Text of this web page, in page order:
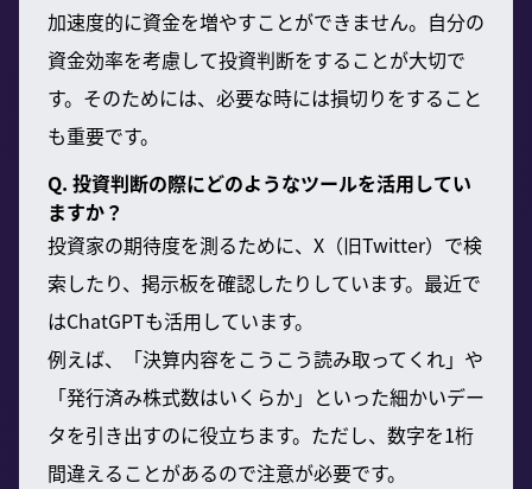
加速度的に資金を増やすことができません。自分の
資金効率を考慮して投資判断をすることが大切で
す。そのためには、必要な時には損切りをすること
も重要です。
Q. 投資判断の際にどのようなツールを活用してい
ますか？
投資家の期待度を測るために、X（旧Twitter）で検
索したり、掲示板を確認したりしています。最近で
はChatGPTも活用しています。
例えば、「決算内容をこうこう読み取ってくれ」や
「発行済み株式数はいくらか」といった細かいデー
タを引き出すのに役立ちます。ただし、数字を1桁
間違えることがあるので注意が必要です。